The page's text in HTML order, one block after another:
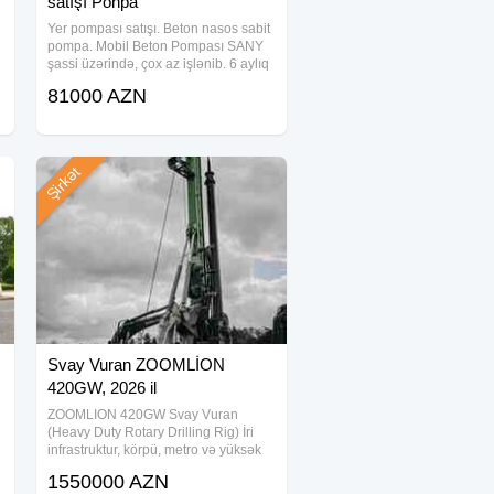
Yer pompası satışı. Beton nasos sabit
pompa. Mobil Beton Pompası SANY
şassi üzərində, çox az işlənib. 6 aylıq
üfüqü məsafəyə vurma güçünə
kub
81000 AZN
Svay Vuran ZOOMLİON
420GW, 2026 il
ZOOMLION 420GW Svay Vuran
(Heavy Duty Rotary Drilling Rig) İri
infrastruktur, körpü, metro və yüksək
layihələr üçün nəzərdə tutulmuş bu
Şirkət
1550000 AZN